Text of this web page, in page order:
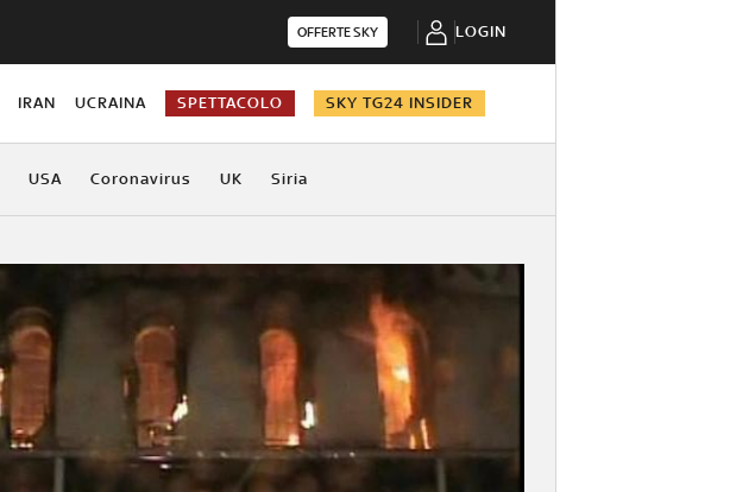
OFFERTE SKY LOGIN
IRAN UCRAINA SPETTACOLO SKY TG24 INSIDER
USA Coronavirus UK Siria